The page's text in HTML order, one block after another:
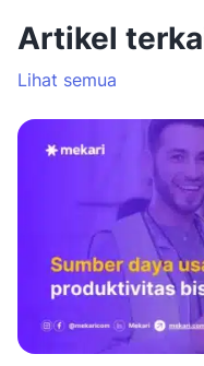
Artikel
Lihat semua